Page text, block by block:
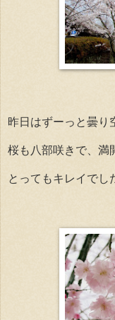
昨日はずーっと曇り
桜も八部咲きで、満
とってもキレイでし